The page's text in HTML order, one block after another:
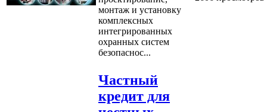
монтаж и установку
комплексных
интегрированных
охранных систем
безопаснос...
Частный
кредит для